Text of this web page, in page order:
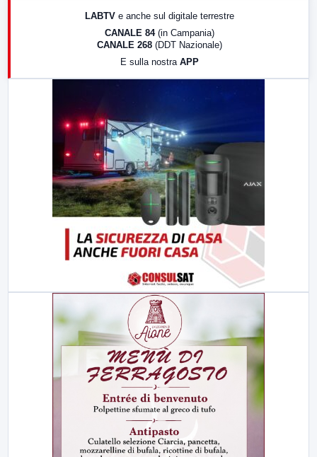
LABTV e anche sul digitale terrestre
CANALE 84 (in Campania)
CANALE 268 (DDT Nazionale)
E sulla nostra APP